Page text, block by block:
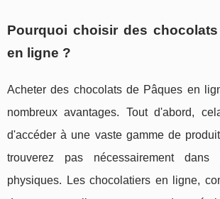
Pourquoi choisir des
en ligne ?
Acheter des chocolats de Pâques en
nombreux avantages. Tout d'abord,
d'accéder à une vaste gamme de
trouverez pas nécessairement dans
physiques. Les chocolatiers en ligne,